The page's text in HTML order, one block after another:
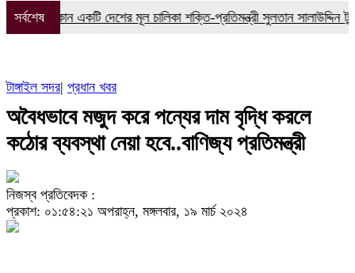
সর্বশেষ
যে কোন একটি দেশের মূল চালিকা শক্তি-প্রতিমন্ত্রী সুলতান সালাউদ্দিন টুকু
টাঙ্গাইল সদর| প্রধান খবর
অবৈধভাবে মজুদ করে পন্যের দাম বৃদ্ধি করলে
কঠোর ব্যবস্থা নেয়া হবে..বাণিজ্য প্রতিমন্ত্রী
নিজস্ব প্রতিবেদক :
প্রকাশ: ০১:৫৪:২১ অপরাহ্ন, মঙ্গলবার, ১৯ মার্চ ২০২৪